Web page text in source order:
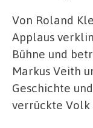
Von Roland
Applaus
Bühne und
Markus Veith
Geschichte
verrückte Volk